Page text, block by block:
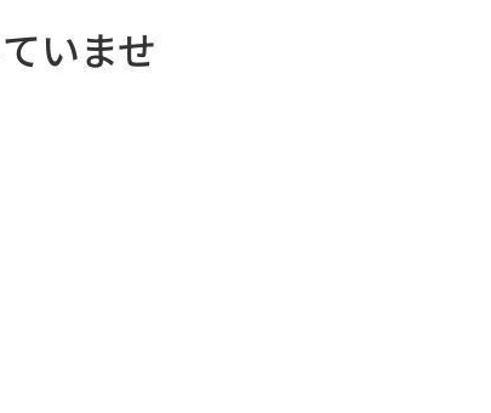
いませ